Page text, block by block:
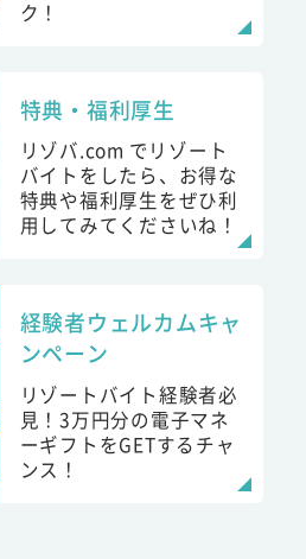
ク！
特典・福利厚生
リゾバ.com でリゾート
バイトをしたら、お得な
特典や福利厚生をぜひ利
用してみてくださいね！
経験者ウェルカムキャ
ンペーン
リゾートバイト経験者必
見！3万円分の電子マネ
ーギフトをGETするチャ
ンス！